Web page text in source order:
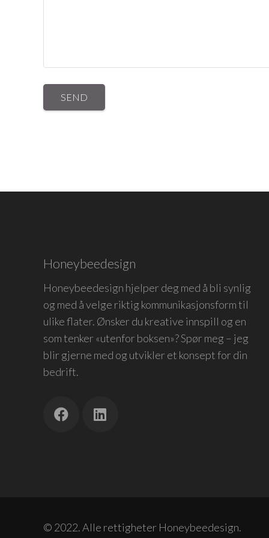
Honeybeedesign
Honeybeedesign hjelper deg med å bli synlig
og med å velge riktig kommunikasjonsform til
ulike flater. Ønsker du kreative innspill og en
som tenker «utenfor boksen»? Spør meg – jeg
blir gjerne med og utvikler et konsept for din
bedrift.
© 2022. Alle rettigheter Honeybeedesign.